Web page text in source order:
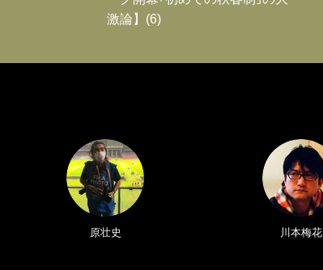
激論】(6)
原壮史 川本梅花